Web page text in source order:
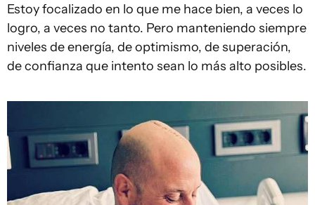
Estoy focalizado en lo que me hace bien, a veces lo
logro, a veces no tanto. Pero manteniendo siempre
niveles de energía, de optimismo, de superación,
de confianza que intento sean lo más alto posibles.